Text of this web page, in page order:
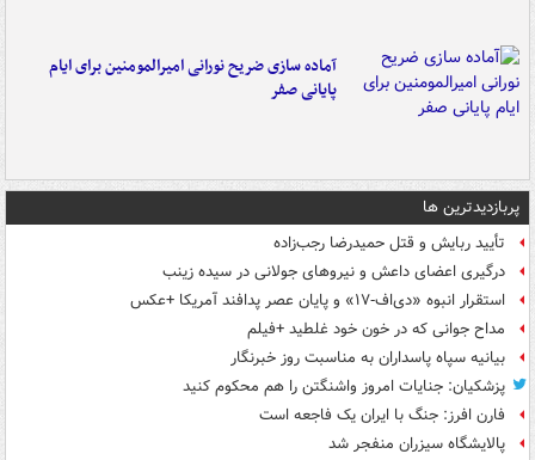
آماده سازی ضریح نورانی امیرالمومنین برای ایام
پایانی صفر
پربازدیدترین ها
تأیید ربایش و قتل حمیدرضا رجب‌زاده
درگیری اعضای داعش و نیروهای جولانی در سیده زینب
استقرار انبوه «دی‌اف‑۱۷» و پایان عصر پدافند آمریکا +عکس
مداح جوانی که در خون خود غلطید +فیلم
بیانیه سپاه پاسداران به مناسبت روز خبرنگار
پزشکیان: جنایات امروز واشنگتن را هم محکوم کنید
فارن افرز: جنگ با ایران یک فاجعه است
پالایشگاه سیزران منفجر شد